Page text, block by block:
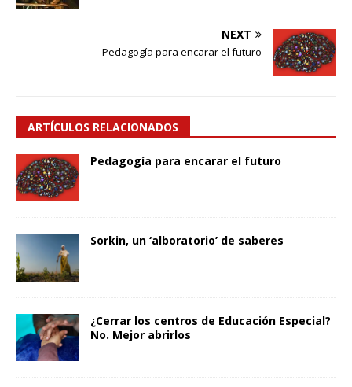
NEXT
Pedagogía para encarar el futuro
ARTÍCULOS RELACIONADOS
Pedagogía para encarar el futuro
Sorkin, un ‘alboratorio’ de saberes
¿Cerrar los centros de Educación Especial?
No. Mejor abrirlos